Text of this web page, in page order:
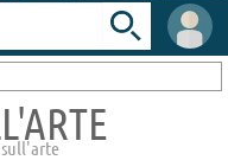
User
area